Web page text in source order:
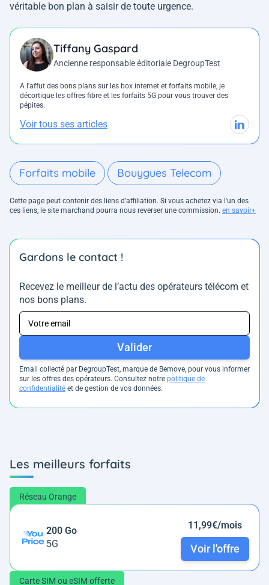
véritable bon plan à saisir de toute urgence.
Tiffany Gaspard
Ancienne responsable éditoriale DegroupTest
A l'affut des bons plans sur les box internet et forfaits mobile, je
décortique les offres fibre et les forfaits 5G pour vous trouver des
pépites.
Voir tous ses articles
Forfaits mobile Bouygues Telecom
Cette page peut contenir des liens d’affiliation. Si vous achetez via l'un des
ces liens, le site marchand pourra nous reverser une commission. en savoir+
Gardons le contact !
Recevez le meilleur de l’actu des opérateurs télécom et
nos bons plans.
Valider
Email collecté par DegroupTest, marque de Bemove, pour vous informer
sur les offres des opérateurs. Consultez notre politique de
confidentialité et de gestion de vos données.
Les meilleurs forfaits
Réseau Orange
200 Go
5G
11,99€/mois
Voir l'offre
Carte SIM ou eSIM offerte